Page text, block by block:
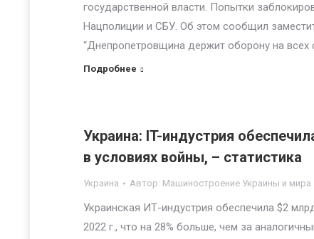
государственной власти. Попытки
Нацполиции и СБУ. Об этом сообщил
“Днепропетровщина держит оборону на всех
Подробнее
Украина: IT-индустрия
в условиях войны, – статистика
Украина Автор: Машиностроение Украины и мира
Украинская ИТ-индустрия обеспечила $2
2022 г., что на 28% больше, чем за